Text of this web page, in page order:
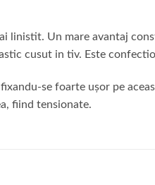
linistit. Un mare avantaj
cusut in tiv. Este
se foarte ușor pe
fiind tensionate.